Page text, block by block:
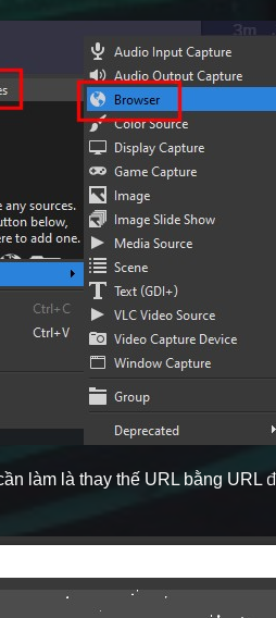
làm là thay thế URL bằng URL